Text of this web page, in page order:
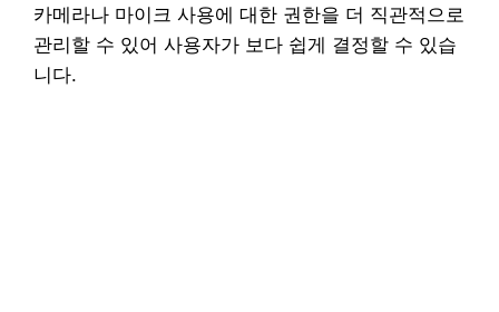
카메라나 마이크 사용에 대한 권한을 더 직관적으로
관리할 수 있어 사용자가 보다 쉽게 결정할 수 있습
니다.